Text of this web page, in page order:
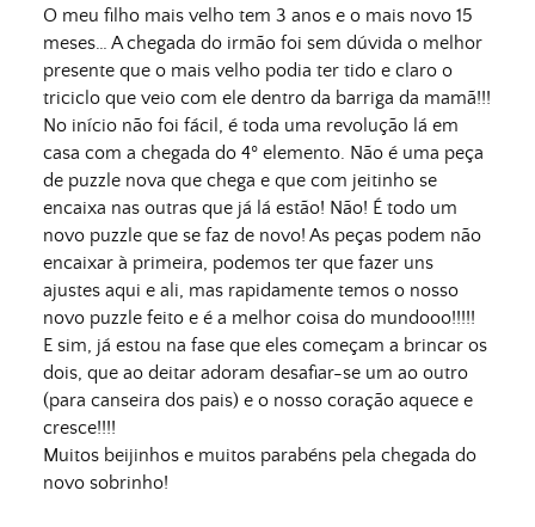
O meu filho mais velho tem 3 anos e o mais novo 15
meses… A chegada do irmão foi sem dúvida o melhor
presente que o mais velho podia ter tido e claro o
triciclo que veio com ele dentro da barriga da mamã!!!
No início não foi fácil, é toda uma revolução lá em
casa com a chegada do 4º elemento. Não é uma peça
de puzzle nova que chega e que com jeitinho se
encaixa nas outras que já lá estão! Não! É todo um
novo puzzle que se faz de novo! As peças podem não
encaixar à primeira, podemos ter que fazer uns
ajustes aqui e ali, mas rapidamente temos o nosso
novo puzzle feito e é a melhor coisa do mundooo!!!!!
E sim, já estou na fase que eles começam a brincar os
dois, que ao deitar adoram desafiar-se um ao outro
(para canseira dos pais) e o nosso coração aquece e
cresce!!!!
Muitos beijinhos e muitos parabéns pela chegada do
novo sobrinho!